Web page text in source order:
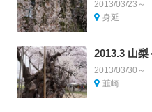
2013/03/23～
身延
2013.3 山梨
2013/03/30～
韮崎